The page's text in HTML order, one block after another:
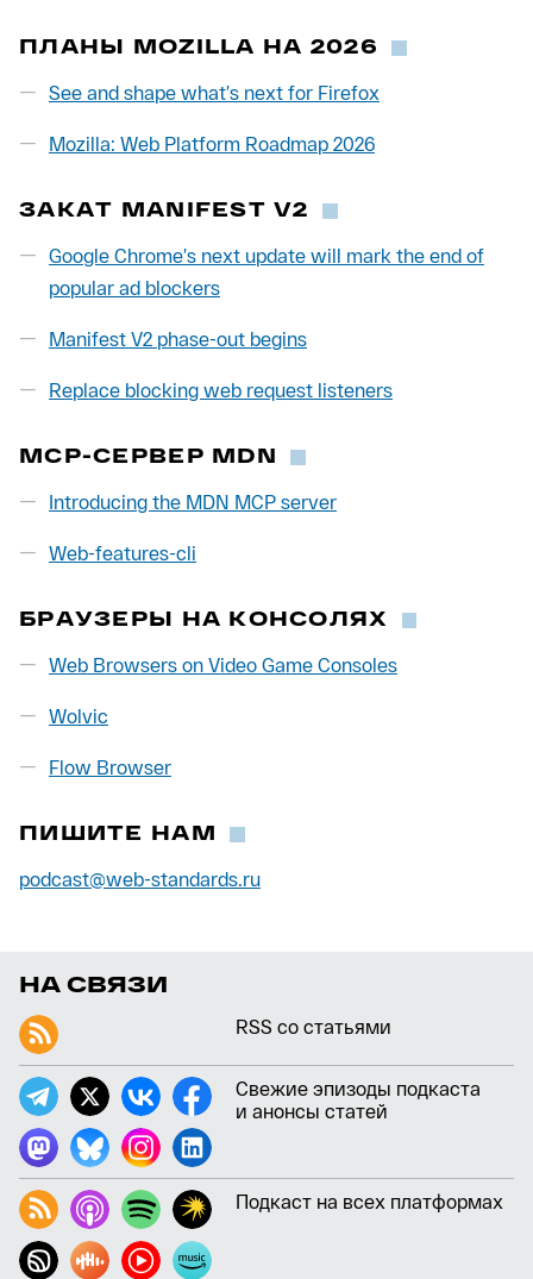
ПЛАНЫ MOZILLA НА 2026
See and shape what’s next for Firefox
Mozilla: Web Platform Roadmap 2026
ЗАКАТ MANIFEST V2
Google Chrome’s next update will mark the end of
popular ad blockers
Manifest V2 phase-out begins
Replace blocking web request listeners
MCP-СЕРВЕР MDN
Introducing the MDN MCP server
Web-features-cli
БРАУЗЕРЫ НА КОНСОЛЯХ
Web Browsers on Video Game Consoles
Wolvic
Flow Browser
ПИШИТЕ НАМ
podcast@web-standards.ru
НА СВЯЗИ
RSS со статьями
Свежие эпизоды подкаста
и анонсы статей
Подкаст на всех платформах